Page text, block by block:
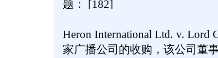
题： [182]
Heron International Ltd. v.
家广播公司的收购，该公司董